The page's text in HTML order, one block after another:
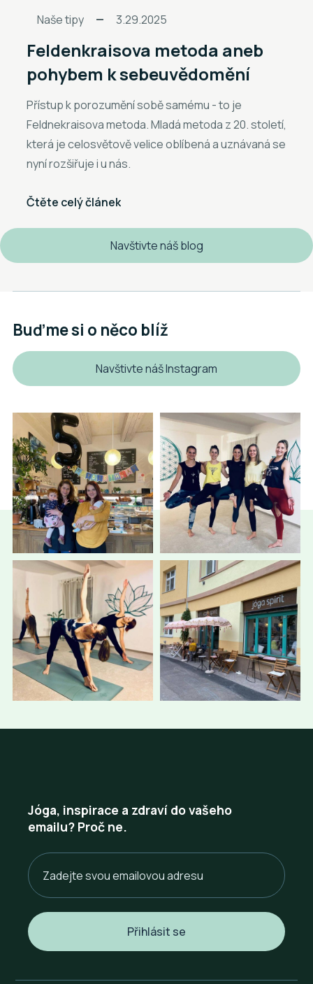
Naše tipy 3.29.2025
Feldenkraisova metoda aneb
pohybem k sebeuvědomění
Přístup k porozumění sobě samému - to je
Feldnekraisova metoda. Mladá metoda z 20. století,
která je celosvětově velice oblíbená a uznávaná se
nyní rozšiřuje i u nás.
Čtěte celý článek
Navštivte náš blog
Buďme si o něco blíž
Navštivte náš Instagram
Jóga, inspirace a zdraví do vašeho
emailu? Proč ne.